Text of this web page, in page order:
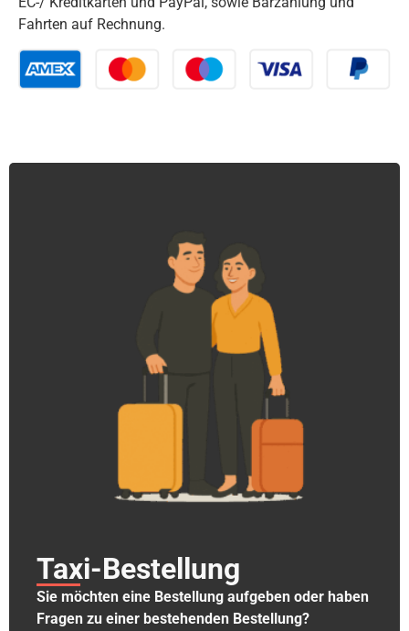
Fahrten auf Rechnung.
Taxi-Bestellung
Sie möchten eine Bestellung aufgeben oder haben
Fragen zu einer bestehenden Bestellung?